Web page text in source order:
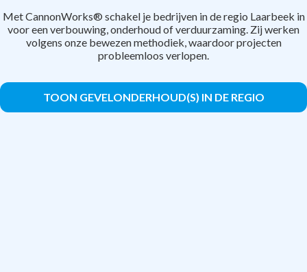
Met CannonWorks® schakel je bedrijven in de regio Laarbeek in
voor een verbouwing, onderhoud of verduurzaming. Zij werken
volgens onze bewezen methodiek, waardoor projecten
probleemloos verlopen.
TOON GEVELONDERHOUD(S) IN DE REGIO